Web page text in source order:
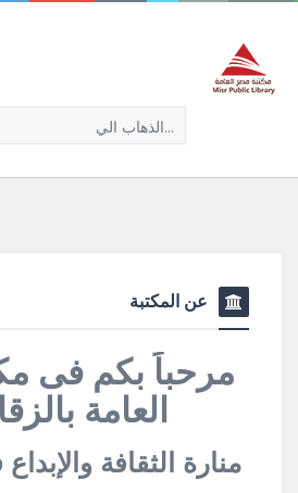
الذهاب الي...
عن المكتبة
مرحباً بكم فى
العامة
منارة الثقافة